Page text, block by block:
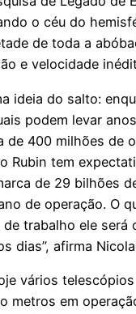
o céu do
de toda a
e velocidade
ideia do salto:
podem levar
de 400 milhões de
Rubin tem
de 29 bilhões
de operação. O
trabalho ele será
dias”, afirma
vários
metros em